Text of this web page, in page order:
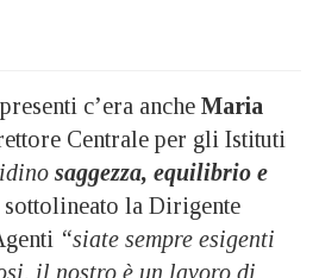
c’era anche Maria
Centrale per gli Istituti
saggezza, equilibrio e
sottolineato la Dirigente
“siate sempre esigenti
il nostro è un lavoro di